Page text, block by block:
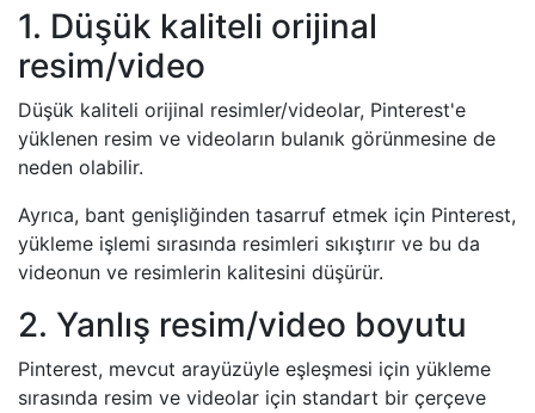
1. Düşük kaliteli orijinal
resim/video
Düşük kaliteli orijinal resimler/videolar, Pinterest'e
yüklenen resim ve videoların bulanık görünmesine de
neden olabilir.
Ayrıca, bant genişliğinden tasarruf etmek için Pinterest,
yükleme işlemi sırasında resimleri sıkıştırır ve bu da
videonun ve resimlerin kalitesini düşürür.
2. Yanlış resim/video boyutu
Pinterest, mevcut arayüzüyle eşleşmesi için yükleme
sırasında resim ve videolar için standart bir çerçeve